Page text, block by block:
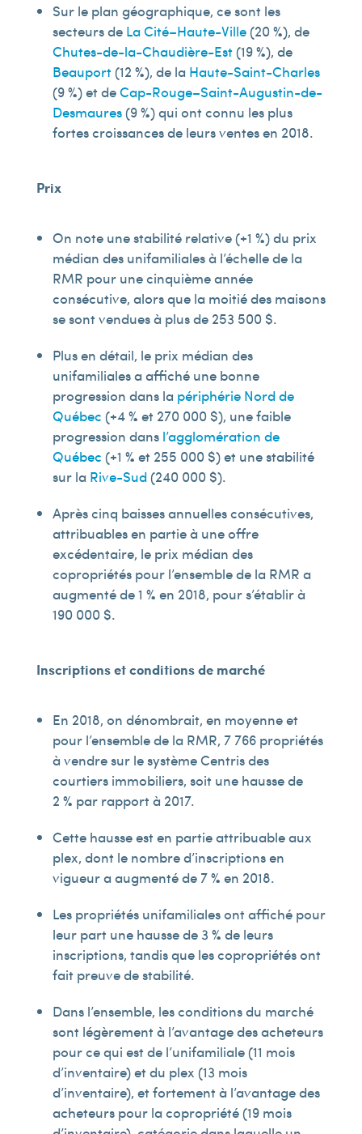
Sur le plan géographique, ce sont les
secteurs de La Cité–Haute-Ville(20 %), de
Chutes-de-la-Chaudière-Est(19 %), de
Beauport(12 %), de la Haute-Saint-Charles
(9 %) et deCap-Rouge–Saint-Augustin-de-
Desmaures(9 %) qui ont connu les plus
fortes croissances de leurs ventes en 2018.
Prix
On note une stabilité relative (+1 %) du prix
médian des unifamiliales à l’échelle de la
RMR pour une cinquième année
consécutive, alors que la moitié des maisons
se sont vendues à plus de 253 500 $.
Plus en détail, le prix médian des
unifamiliales a affiché une bonne
progression dans la périphérie Nord de
Québec (+4 % et 270 000 $), une faible
progression dans l’agglomération de
Québec (+1 % et 255 000 $) et une stabilité
sur la Rive-Sud(240 000 $).
Après cinq baisses annuelles consécutives,
attribuables en partie à une offre
excédentaire, le prix médian des
copropriétés pour l’ensemble de la RMR a
augmenté de 1 % en 2018, pour s’établir à
190 000 $.
Inscriptions et conditions de marché
En 2018, on dénombrait, en moyenne et
pour l’ensemble de la RMR, 7 766 propriétés
à vendre sur le système Centris des
courtiers immobiliers, soit une hausse de
2 % par rapport à 2017.
Cette hausse est en partie attribuable aux
plex, dont le nombre d’inscriptions en
vigueur a augmenté de 7 % en 2018.
Les propriétés unifamiliales ont affiché pour
leur part une hausse de 3 % de leurs
inscriptions, tandis que les copropriétés ont
fait preuve de stabilité.
Dans l’ensemble, les conditions du marché
sont légèrement à l’avantage des acheteurs
pour ce qui est de l’unifamiliale (11 mois
d’inventaire) et du plex (13 mois
d’inventaire), et fortement à l’avantage des
acheteurs pour la copropriété (19 mois